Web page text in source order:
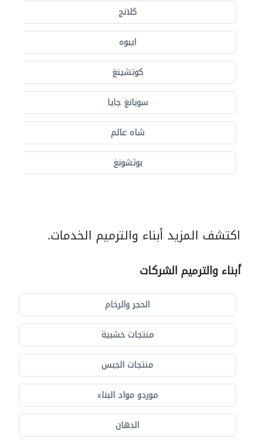
كلانج
ايبوه
كوتشينغ
سوبانغ جايا
شاه عالم
بوتشونغ
اكتشف المزيد أبناء والترميم الخدمات.
أبناء والترميم الشركات
الحجر والرخام
منتجات خشبية
منتجات الجبس
موردو مواد البناء
الدهان